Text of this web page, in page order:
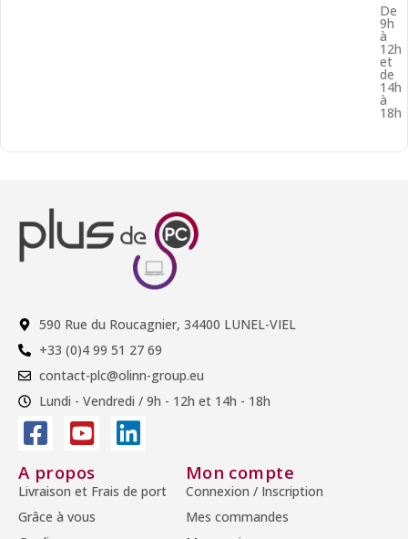
De
9h
à
12h
et
de
14h
à
18h
590 Rue du Roucagnier, 34400 LUNEL-VIEL
+33 (0)4 99 51 27 69
contact-plc@olinn-group.eu
Lundi - Vendredi / 9h - 12h et 14h - 18h
A propos
Livraison et Frais de port
Grâce à vous
Mon compte
Connexion / Inscription
Mes commandes